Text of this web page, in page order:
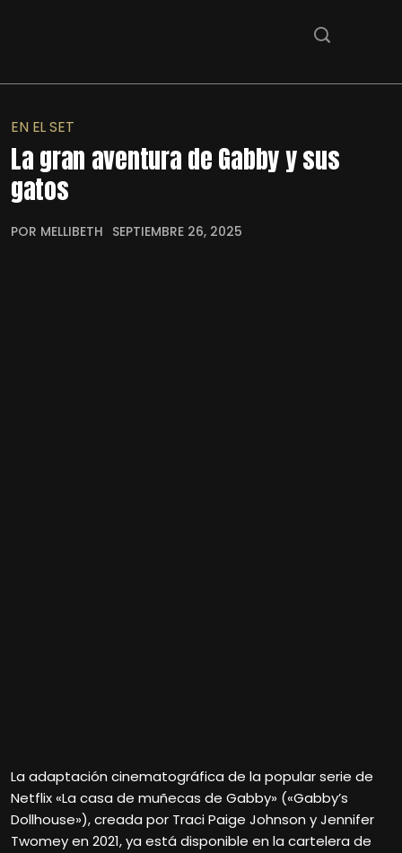
EN EL SET
La gran aventura de Gabby y sus
gatos
POR MELLIBETH SEPTIEMBRE 26, 2025
La adaptación cinematográfica de la popular serie de
Netflix «La casa de muñecas de Gabby» («Gabby’s
Dollhouse»), creada por Traci Paige Johnson y Jennifer
Twomey en 2021, ya está disponible en la cartelera de